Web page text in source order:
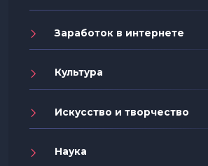
Заработок в интернете
Культура
Искусство и творчество
Наука